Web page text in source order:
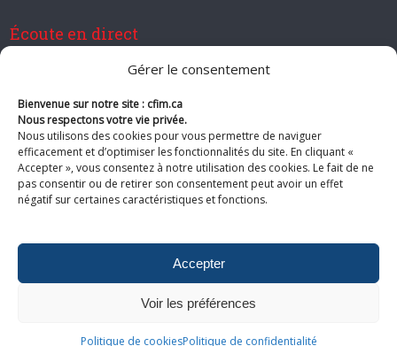
Gérer le consentement
Bienvenue sur notre site : cfim.ca
Nous respectons votre vie privée.
Nous utilisons des cookies pour vous permettre de naviguer
efficacement et d’optimiser les fonctionnalités du site. En cliquant «
Accepter », vous consentez à notre utilisation des cookies. Le fait de ne
pas consentir ou de retirer son consentement peut avoir un effet
négatif sur certaines caractéristiques et fonctions.
Accepter
Voir les préférences
Politique de cookiesPolitique de confidentialité
Écoute en direct
Devenir membre de CFIM
Suivez-nous
du site